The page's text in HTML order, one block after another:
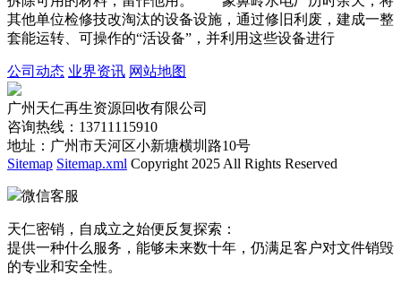
其他单位检修技改淘汰的设备设施，通过修旧利废，建成一整
套能运转、可操作的“活设备”，并利用这些设备进行
公司动态 业界资讯 网站地图
广州天仁再生资源回收有限公司
咨询热线：13711115910
地址：广州市天河区小新塘横圳路10号
Sitemap Sitemap.xml Copyright 2025 All Rights Reserved
微信客服
天仁密销，自成立之始便反复探索：
提供一种什么服务，能够未来数十年，仍满足客户对文件销毁
的专业和安全性。